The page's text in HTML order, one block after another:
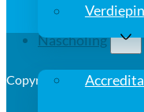
Nascholing
Copyright © 2026,